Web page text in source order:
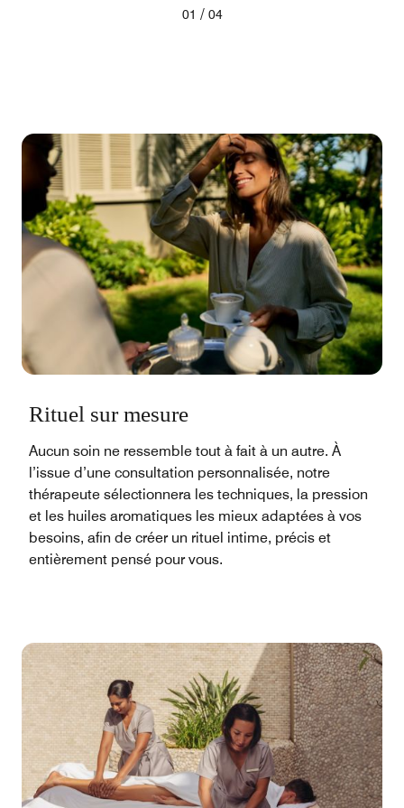
01 / 04
Rituel sur mesure
Aucun soin ne ressemble tout à fait à un autre. À
l’issue d’une consultation personnalisée, notre
thérapeute sélectionnera les techniques, la pression
et les huiles aromatiques les mieux adaptées à vos
besoins, afin de créer un rituel intime, précis et
entièrement pensé pour vous.